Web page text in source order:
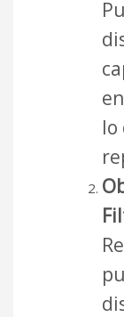
lo